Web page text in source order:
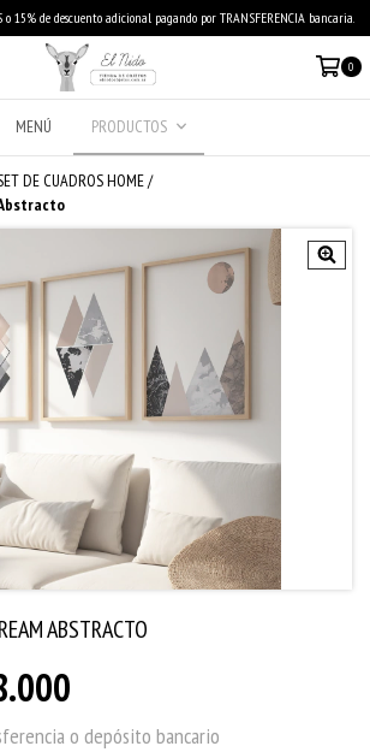
o 15% de descuento adicional pagando por TRANSFERENCIA bancaria.
0
MENÚ PRODUCTOS
DE CUADROS HOME/
ABSTRACTO
o depósito bancario